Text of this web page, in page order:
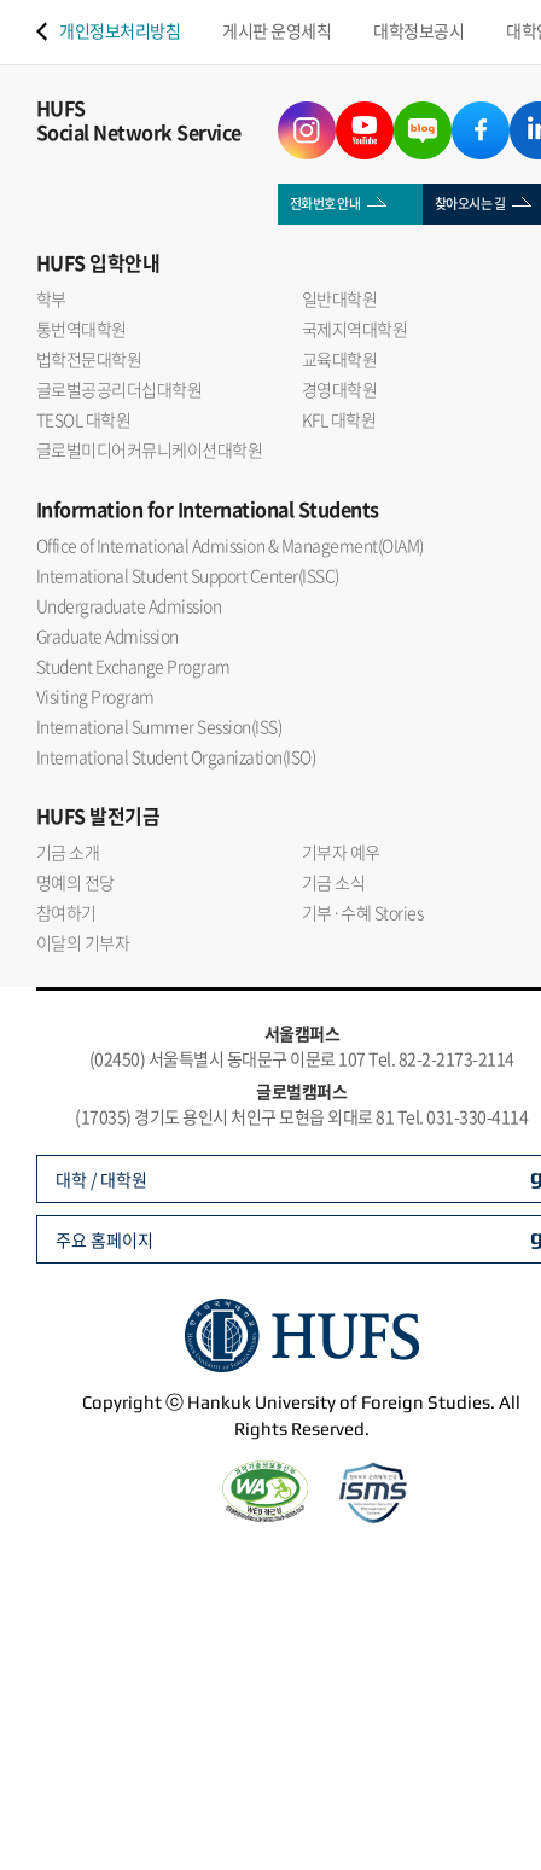
개인정보처리방침 게시판 운영세칙 대학정보공시 대
HUFS
Social Network Service
전화번호 안내 찾아오시는 길
HUFS입학안내
학부
일반대학원
통번역대학원
국제지역대학원
법학전문대학원
교육대학원
글로벌공공리더십대학원
경영대학원
TESOL 대학원
KFL 대학원
글로벌미디어커뮤니케이션대학원
Informationfor International Students
Office of International Admission & Management(OIAM)
International Student Support Center(ISSC)
Undergraduate Admission
Graduate Admission
Student Exchange Program
Visiting Program
International Summer Session(ISS)
International Student Organization(ISO)
HUFS발전기금
기금 소개
기부자 예우
명예의 전당
기금 소식
참여하기
기부·수혜 Stories
이달의 기부자
서울캠퍼스
(02450) 서울특별시 동대문구 이문로 107 Tel. 82-2-2173-2114
글로벌캠퍼스
(17035) 경기도 용인시 처인구 모현읍 외대로 81 Tel. 031-330-4114
Copyright ⓒ Hankuk University of Foreign Studies. All
Rights Reserved.
대학 / 대학원
주요 홈페이지